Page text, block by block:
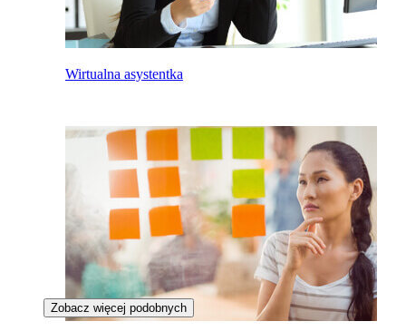
Wirtualna asystentka
Zobacz więcej podobnych